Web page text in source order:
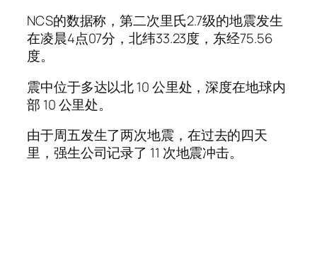
NCS的数据称，第二次里氏2.7级的地震发生
在凌晨4点07分，北纬33.23度，东经75.56
度。
震中位于多达以北 10 公里处，深度在地球内
部 10 公里处。
由于周五发生了两次地震，在过去的四天
里，强生公司记录了 11 次地震冲击。